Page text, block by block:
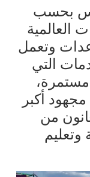
بحسب
العالمية
وتعمل
التي
أكبر
من